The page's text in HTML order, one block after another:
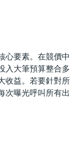
心要素。在競價中
入大筆預算整合多
收益。若要針對所
次曝光呼叫所有出